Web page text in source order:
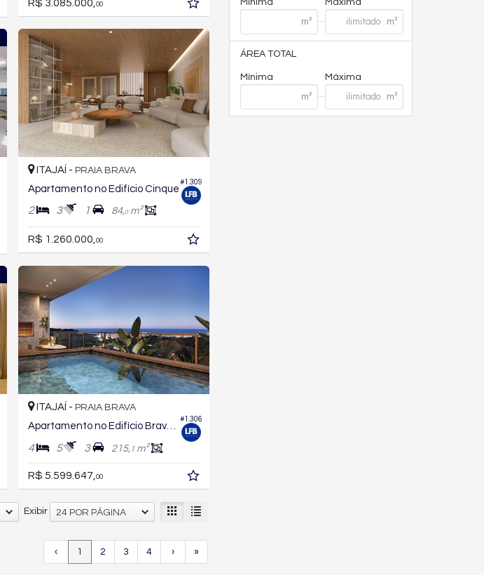
Mínima Máxima
ÁREA TOTAL
Mínima Máxima
R$ 3.085.000, 00
#1.309
ITAJAÍ - PRAIA BRAVA
Apartamento no Edifício Cinque
2 3 1 84,0m²
R$ 1.260.000,00
#1.306
ITAJAÍ - PRAIA BRAVA
Apartamento no Edifício Brava Ocean
4 5 3 215, 1 m²
R$ 5.599.647,00
Exibir 24 POR PÁGINA
‹ 1 2 3 4 › »